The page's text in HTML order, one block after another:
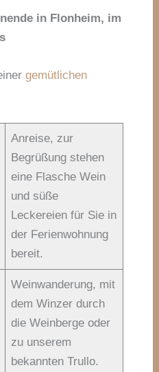
in Flonheim, im
gemütlichen
Anreise, zur
Begrüßung stehen
eine Flasche Wein
und süße
Leckereien für Sie in
der Ferienwohnung
bereit.
Weinwanderung, mit
dem Winzer durch
die Weinberge oder
zu unserem
bekannten Trullo.